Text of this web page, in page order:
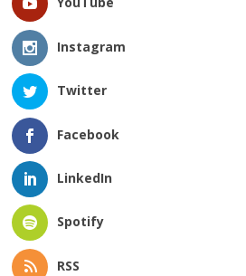
Instagram
Twitter
Facebook
LinkedIn
Spotify
RSS